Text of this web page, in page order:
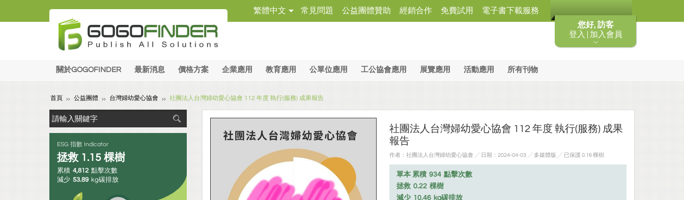
您好, 訪客
登入 | 加入會員
繁體中文 常見問題 公益團體贊助 經銷合作 免費試用 電子書下載服務
關於GOGOFINDER 最新消息 價格方案 企業應用 教育應用 公單位應用 工公協會應用 展覽應用 活動應用 所有刊物
首頁 公益團體 台灣婦幼愛心協會 社團法人台灣婦幼愛心協會 112 年度 執行(服務) 成果報告
社團法人台灣婦幼愛心協會 112 年度 執行(服務) 成果
報告
作者：社團法人台灣婦幼愛心協會 ╱ 日期：2024-04-03 ╱ 多媒體版 ╱ 已保護 0.16 棵樹
單本 累積 934 點擊次數
拯救 0.22 棵樹
減少 10.46 kg碳排放
ESG 指數 Indicator
拯救 1.15 棵樹
累積 4,812 點擊次數
減少 53.89 kg碳排放